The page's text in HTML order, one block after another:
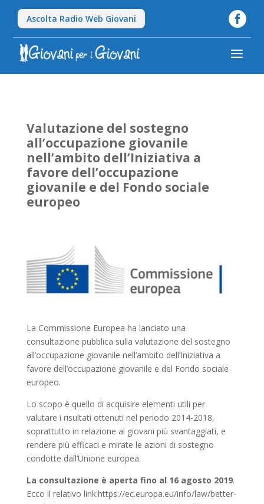
Ascolta Radio Web Giovani 
a
Valutazione del sostegno
all’occupazione giovanile
nell’ambito dell’Iniziativa a
favore dell’occupazione
giovanile e del Fondo sociale
europeo
La Commissione Europea ha lanciato una
consultazione pubblica sulla valutazione del sostegno
all’occupazione giovanile nell’ambito dell’Iniziativa a
favore dell’occupazione giovanile e del Fondo sociale
europeo.
Lo scopo è quello di acquisire elementi utili per
valutare i risultati ottenuti nel periodo 2014-2018,
soprattutto in relazione ai giovani più svantaggiati, e
rendere più efficaci e mirate le azioni di sostegno
condotte dall’Unione europea.
La consultazione è aperta fino al 16 agosto 2019.
Ecco il relativo link:https://ec.europa.eu/info/law/better-